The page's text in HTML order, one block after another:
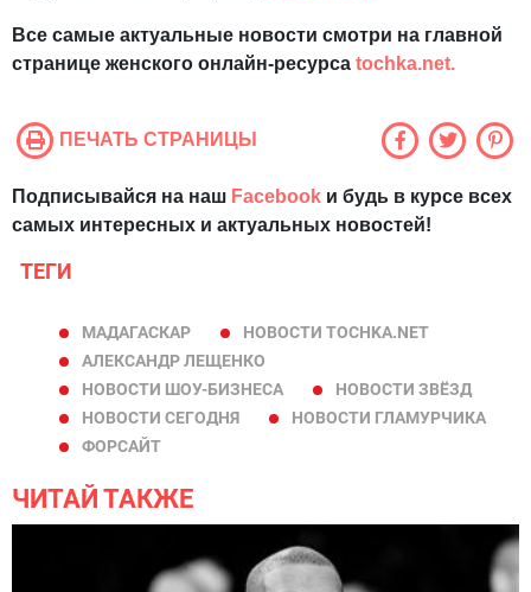
Все самые актуальные новости смотри на главной
странице женского онлайн-ресурса tochka.net.
ПЕЧАТЬ СТРАНИЦЫ
Подписывайся на наш Facebook и будь в курсе всех
самых интересных и актуальных новостей!
ТЕГИ
МАДАГАСКАР
НОВОСТИ TOCHKA.NET
АЛЕКСАНДР ЛЕЩЕНКО
НОВОСТИ ШОУ-БИЗНЕСА
НОВОСТИ ЗВЁЗД
НОВОСТИ СЕГОДНЯ
НОВОСТИ ГЛАМУРЧИКА
ФОРСАЙТ
ЧИТАЙ ТАКЖЕ